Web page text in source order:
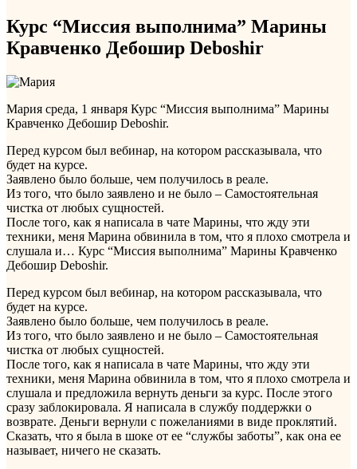
Курс “Миссия выполнима” Марины
Кравченко Дебошир Deboshir
Мария среда, 1 января Курс “Миссия выполнима” Марины
Кравченко Дебошир Deboshir.
Перед курсом был вебинар, на котором рассказывала, что
будет на курсе.
Заявлено было больше, чем получилось в реале.
Из того, что было заявлено и не было – Самостоятельная
чистка от любых сущностей.
После того, как я написала в чате Марины, что жду эти
техники, меня Марина обвинила в том, что я плохо смотрела и
слушала и… Курс “Миссия выполнима” Марины Кравченко
Дебошир Deboshir.
Перед курсом был вебинар, на котором рассказывала, что
будет на курсе.
Заявлено было больше, чем получилось в реале.
Из того, что было заявлено и не было – Самостоятельная
чистка от любых сущностей.
После того, как я написала в чате Марины, что жду эти
техники, меня Марина обвинила в том, что я плохо смотрела и
слушала и предложила вернуть деньги за курс. После этого
сразу заблокировала. Я написала в службу поддержки о
возврате. Деньги вернули с пожеланиями в виде проклятий.
Сказать, что я была в шоке от ее “службы заботы”, как она ее
называет, ничего не сказать.